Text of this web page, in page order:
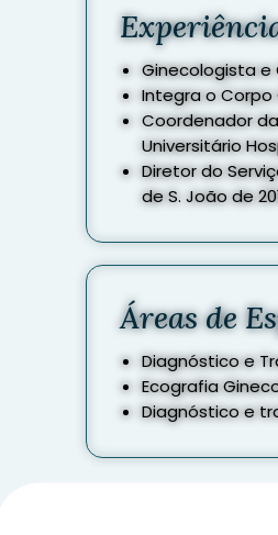
Ginecologista e
Integra o Corpo
Coordenador
Universitário
Diretor do
de S. João de
Áreas de
Diagnóstico e
Ecografia
Diagnóstico e